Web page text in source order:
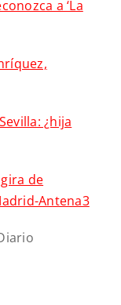
a ‘La
¿hija
de
Antena3